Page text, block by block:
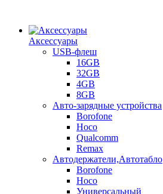
Аксессуары
USB-флеш
16GB
32GB
4GB
8GB
Авто-зарядные устройства
Borofone
Hoco
Qualcomm
Remax
Автодержатели,Автотабло
Borofone
Hoco
Универсальный